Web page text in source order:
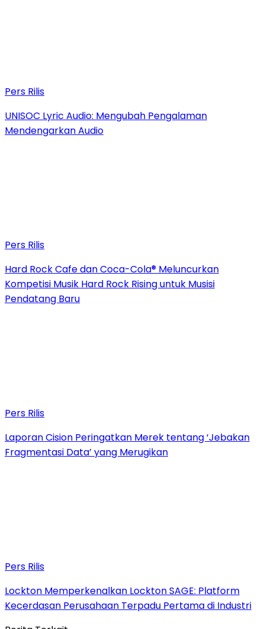
Pers Rilis
UNISOC Lyric Audio: Mengubah Pengalaman
Mendengarkan Audio
Pers Rilis
Hard Rock Cafe dan Coca-Cola® Meluncurkan
Kompetisi Musik Hard Rock Rising untuk Musisi
Pendatang Baru
Pers Rilis
Laporan Cision Peringatkan Merek tentang ‘Jebakan
Fragmentasi Data’ yang Merugikan
Pers Rilis
Lockton Memperkenalkan Lockton SAGE: Platform
Kecerdasan Perusahaan Terpadu Pertama di Industri